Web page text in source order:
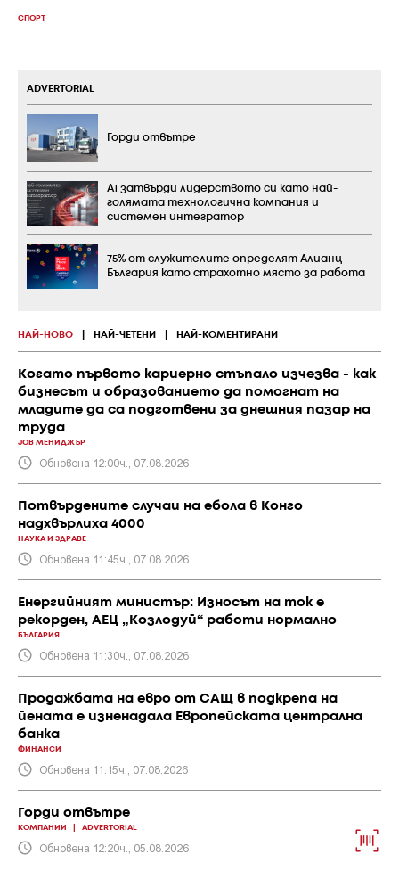
СПОРТ
НАЙ-НОВО НАЙ-ЧЕТЕНИ НАЙ-КОМЕНТИРАНИ
Когато първото кариерно стъпало изчезва - как
бизнесът и образованието да помогнат на
младите да са подготвени за днешния пазар на
труда
JOB МЕНИДЖЪР
Обновена 12:00ч., 07.08.2026
Потвърдените случаи на ебола в Конго
надхвърлиха 4000
НАУКА И ЗДРАВЕ
Обновена 11:45ч., 07.08.2026
Енергийният министър: Износът на ток е
рекорден, АЕЦ „Козлодуй“ работи нормално
БЪЛГАРИЯ
Обновена 11:30ч., 07.08.2026
Продажбата на евро от САЩ в подкрепа на
йената е изненадала Европейската централна
банка
ФИНАНСИ
Обновена 11:15ч., 07.08.2026
Горди отвътре
КОМПАНИИ ADVERTORIAL
Обновена 12:20ч., 05.08.2026
ADVERTORIAL
Горди отвътре
А1 затвърди лидерството си като най-
голямата технологична компания и
системен интегратор
75% от служителите определят Алианц
България като страхотно място за работа